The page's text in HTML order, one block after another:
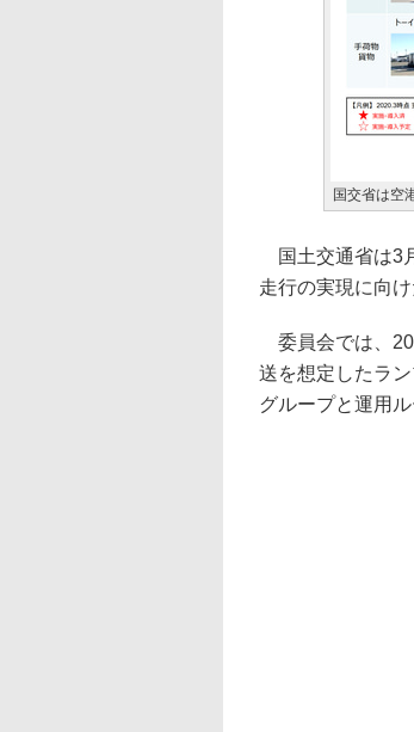
国交省は空
国土交通省は3
走行の実現に向
委員会では、
送を想定したラ
グループと運用